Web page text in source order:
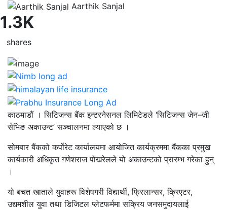
Aarthik Sanjal
1.3K
shares
काठमाडौं । सिटिजन्स बैंक इन्टरनेसनल लिमिटेडले ‘सिटिजन्स जेन–जी
सेभिङ अकाउन्ट’ सञ्चालनमा ल्याएको छ ।
सोमबार बैंकको कर्पोरेट कार्यालयमा आयोजित कार्यक्रममा बैंकका प्रमुख
कार्यकारी अधिकृत गणेशराज पोखरेलले यो अकाउन्टको प्रारम्भ गरेका हुन्
।
यो बचत खाताले युवाहरू विशेषगरी विद्यार्थी, फ्रिलान्सर, क्रिएटर,
उद्यमशील युवा तथा डिजिटल प्लेटफर्ममा सक्रिय जनसमुदायलाई